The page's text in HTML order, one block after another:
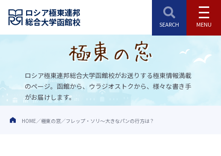
ロシア極東連邦
総合大学函館校
ロシア極東連邦総合大学函館校がお送りする極東情報満載
のページ。 函館から、ウラジオストクから、様々な書き手
がお届けします。
HOME 極東の窓 フレップ・ソリ～大きなパンの行方は？